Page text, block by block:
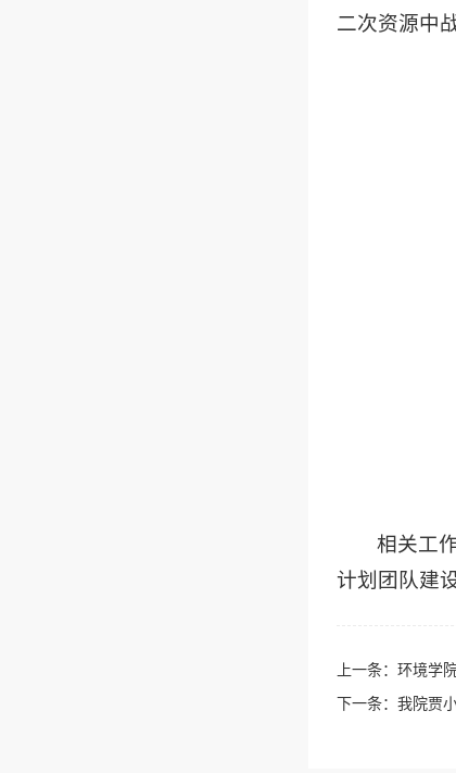
二次资源中
相关工
计划团队建
上一条： 环境学
下一条： 我院贾